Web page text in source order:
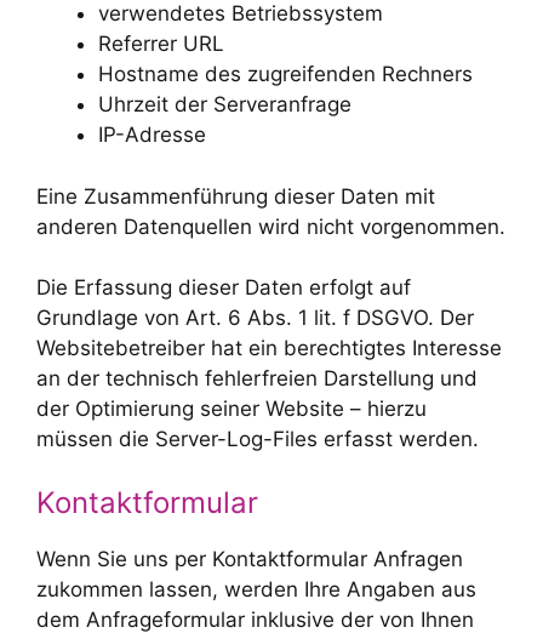
verwendetes Betriebssystem
Referrer URL
Hostname des zugreifenden Rechners
Uhrzeit der Serveranfrage
IP-Adresse
Eine Zusammenführung dieser Daten mit
anderen Datenquellen wird nicht vorgenommen.
Die Erfassung dieser Daten erfolgt auf
Grundlage von Art. 6 Abs. 1 lit. f DSGVO. Der
Websitebetreiber hat ein berechtigtes Interesse
an der technisch fehlerfreien Darstellung und
der Optimierung seiner Website – hierzu
müssen die Server-Log-Files erfasst werden.
Kontaktformular
Wenn Sie uns per Kontaktformular Anfragen
zukommen lassen, werden Ihre Angaben aus
dem Anfrageformular inklusive der von Ihnen